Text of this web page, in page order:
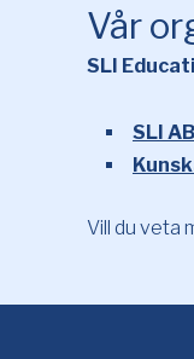
Vår
SLI
SLI AB
Vill du veta